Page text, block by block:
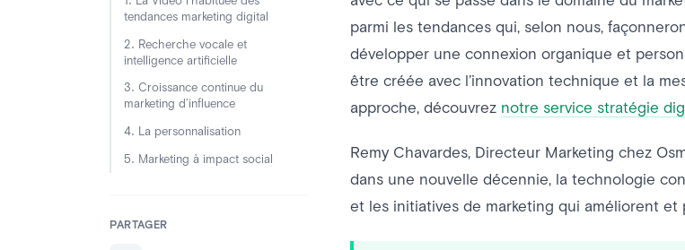
tendances marketing digital
2. Recherche vocale et
intelligence artificielle
3. Croissance continue du
marketing d’influence
4. La personnalisation
5. Marketing à impact social
PARTAGER
parmi les tendances qui, selon nous,
développer une connexion organique et
être créée avec l’innovation technique et la
approche, découvrez notre service stratégie
Remy Chavardes, Directeur Marketing chez
dans une nouvelle décennie, la technologie
et les initiatives de marketing qui améliorent